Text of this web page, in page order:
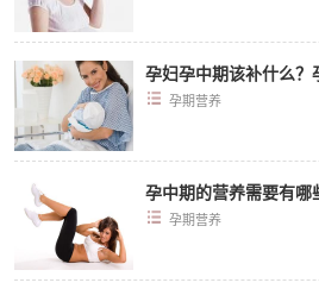
孕妇孕中期该补什么？
孕期营养
孕中期的营养需要有哪
孕期营养